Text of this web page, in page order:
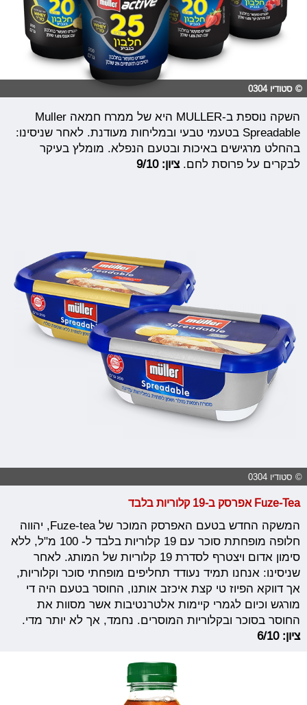
© סטודיו 0304
השקה נוספת ב-MULLER היא של ממרח חמאה Muller
Spreadable‏ בטעמי טבעי ובמליחות מעודנת. לאחר שניסינו:
בהחלט מרגישים באיכות ובטעם הנפלא. מומלץ בעיקר
לבקרים על פרוסת לחם. ציון: 9/10
© סטודיו 0304
Fuze-Tea אפרסק ב-19 קלוריות בלבד
המשקה החדש בטעם האפרסק המוכר של Fuze-tea, יהווה
חלופה מופחתת סוכר עם 19 קלוריות בלבד ל- 100 מ"ל, ללא
סימון אדום ויצטרף לסדרת 19 קלוריות של המותג. לאחר
שניסינו: אנחנו תמיד נעודד תחליפים מופחתי סוכר וקלוריות,
אך דווקא הפיוז טי קצת איכזב אותנו, החוסר בטעם היה די
מורגש וכיום לגמרי קיימות אלטרנטיבות אשר מסוות את
החוסר בסוכר ובקלוריות המוסרים. נחמד, אך לא יותר מדי.
ציון: 6/10